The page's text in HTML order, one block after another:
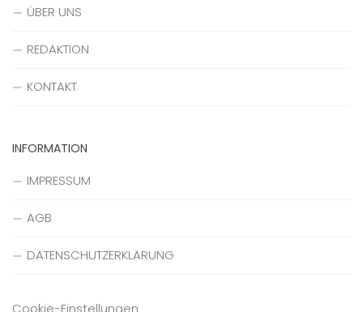
ÜBER UNS
REDAKTION
KONTAKT
INFORMATION
IMPRESSUM
AGB
DATENSCHUTZERKLÄRUNG